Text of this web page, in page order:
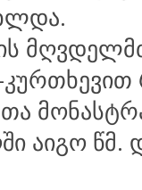
აიგო წმ.